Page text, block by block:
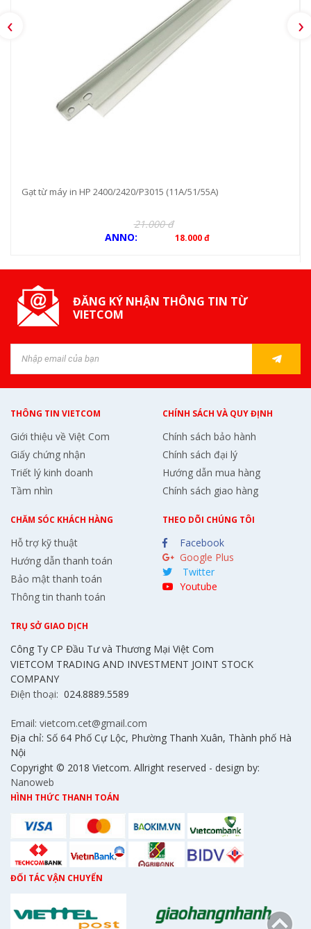
Gạt từ máy in HP 2400/2420/P3015 (11A/51/55A)
21.000 đ
ANNO:
18.000 đ
‹ ›
ĐĂNG KÝ NHẬN THÔNG TIN TỪ
VIETCOM
THÔNG TIN VIETCOM
Giới thiệu về Việt Com
Giấy chứng nhận
Triết lý kinh doanh
Tầm nhìn
CHÍNH SÁCH VÀ QUY ĐỊNH
Chính sách bảo hành
Chính sách đại lý
Hướng dẫn mua hàng
Chính sách giao hàng
CHĂM SÓC KHÁCH HÀNG
Hỗ trợ kỹ thuật
Hướng dẫn thanh toán
Bảo mật thanh toán
Thông tin thanh toán
THEO DÕI CHÚNG TÔI
Facebook
Google Plus
Twitter
Youtube
TRỤ SỞ GIAO DỊCH
Công Ty CP Đầu Tư và Thương Mại Việt Com
VIETCOM TRADING AND INVESTMENT JOINT STOCK
COMPANY
Điện thoại: 024.8889.5589
Email: vietcom.cet@gmail.com
Địa chỉ: Số 64 Phố Cự Lộc, Phường Thanh Xuân, Thành phố Hà
Nội
Copyright © 2018 Vietcom. Allright reserved - design by:
Nanoweb
HÌNH THỨC THANH TOÁN
ĐỐI TÁC VẬN CHUYỂN